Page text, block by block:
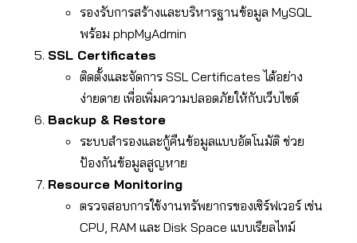
รองรับการสร้างและบริหารฐานข้อมูล MySQL
พร้อม phpMyAdmin
SSL Certificates
ติดตั้งและจัดการ SSL Certificates ได้อย่าง
ง่ายดาย เพื่อเพิ่มความปลอดภัยให้กับเว็บไซต์
Backup & Restore
ระบบสำรองและกู้คืนข้อมูลแบบอัตโนมัติ ช่วย
ป้องกันข้อมูลสูญหาย
Resource Monitoring
ตรวจสอบการใช้งานทรัพยากรของเซิร์ฟเวอร์ เช่น
CPU, RAM และ Disk Space แบบเรียลไทม์